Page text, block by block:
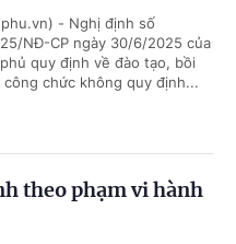
- Nghị định số
NĐ-CP ngày 30/6/2025 của
quy định về đào tạo, bồi
công chức không quy định...
theo phạm vi hành